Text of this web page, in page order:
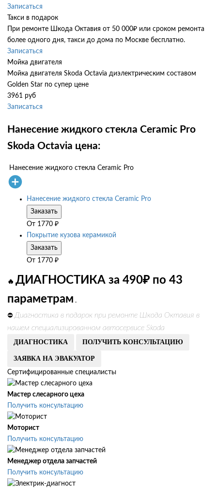
Записаться
Такси в подарок
При ремонте Шкода Октавия от 50 000₽ или сроком ремонта
более одного дня, такси до дома по Москве бесплатно.
Записаться
Мойка двигателя
Мойка двигателя Skoda Octavia диэлектрическим составом
Golden Star по супер цене
3961 руб
Записаться
Нанесение жидкого стекла Ceramic Pro
Skoda Octavia цена:
Нанесение жидкого стекла Ceramic Pro
Нанесение жидкого стекла Ceramic Pro
Заказать
От 1770 ₽
Покрытие кузова керамикой
Заказать
От 1770 ₽
🔥 ДИАГНОСТИКА за 490₽ по 43
параметрам .
⛔ Диагностика в подарок при ремонте Шкода Октавия в
нашем специализированном автосервисе Skoda
ДИАГНОСТИКА ПОЛУЧИТЬ КОНСУЛЬТАЦИЮ
ЗАЯВКА НА ЭВАКУАТОР
Сертифицированные специалисты
Мастер слесарного цеха
Получить консультацию
Моторист
Получить консультацию
Менеджер отдела запчастей
Получить консультацию